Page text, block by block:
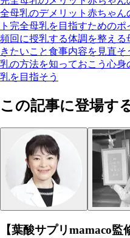
全母乳のデメリット 赤ちゃん
ト 完全母乳を目指すためのポ
頻回に授乳する体調を整える
きたいこと食事内容を見直そ
乳の方法を知っておこう 心身
乳を目指そう
この記事に登場す
【葉酸サプリmamaco